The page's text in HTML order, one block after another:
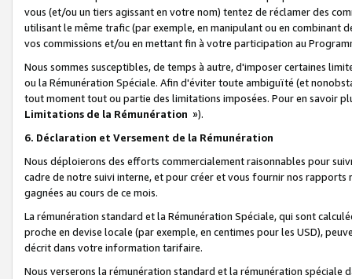
vous (et/ou un tiers agissant en votre nom) tentez de réclamer des
utilisant le même trafic (par exemple, en manipulant ou en combinant
vos commissions et/ou en mettant fin à votre participation au
Nous sommes susceptibles, de temps à autre, d'imposer certaines
ou la Rémunération Spéciale. Afin d'éviter toute ambiguïté (et
tout moment tout ou partie des limitations imposées. Pour en savoir
Limitations de la Rémunération »).
6. Déclaration et Versement de la Rémunération
Nous déploierons des efforts commercialement raisonnables pour
cadre de notre suivi interne, et pour créer et vous fournir nos
gagnées au cours de ce mois.
La rémunération standard et la Rémunération Spéciale, qui sont
proche en devise locale (par exemple, en centimes pour les USD),
décrit dans votre information tarifaire.
Nous verserons la rémunération standard et la rémunération spéciale